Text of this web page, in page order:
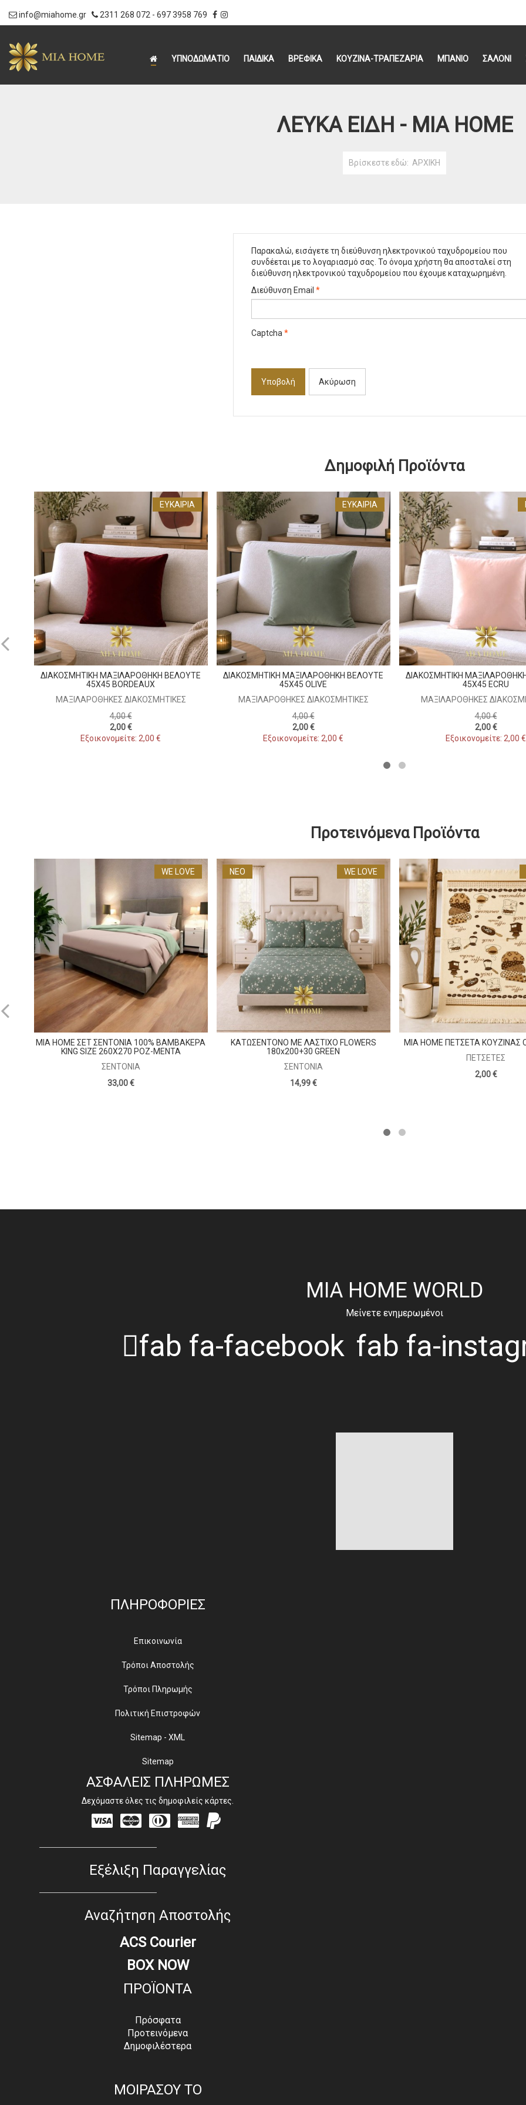
info@miahome.gr 2311 268 072 - 697 3958 769
ΥΠΝΟΔΩΜΑΤΙΟ ΠΑΙΔΙΚΑ ΒΡΕΦΙΚΑ ΚΟΥΖΙΝΑ-ΤΡΑΠΕΖΑΡΙΑ ΜΠΑΝΙΟ ΣΑΛΟΝΙ
ΛΕΥΚΆ ΕΊΔΗ - MIA HΟΜΕ
Βρίσκεστε εδώ: ΑΡΧΙΚΗ
Παρακαλώ, εισάγετε τη διεύθυνση ηλεκτρονικού ταχυδρομείου που
συνδέεται με το λογαριασμό σας. Το όνομα χρήστη θα αποσταλεί στη
διεύθυνση ηλεκτρονικού ταχυδρομείου που έχουμε καταχωρημένη.
Διεύθυνση Email *
Captcha *
Υποβολή Ακύρωση
Δημοφιλή Προϊόντα
ΕΥΚΑΙΡΊΑ
ΔΙΑΚΟΣΜΗΤΙΚΗ ΜΑΞΙΛΑΡΟΘΗΚΗ ΒΕΛΟΥΤΕ
45X45 BORDEAUX
ΜΑΞΙΛΑΡΟΘΉΚΕΣ ΔΙΑΚΟΣΜΗΤΙΚΈΣ
4,00 €
2,00 €
Εξοικονομείτε: 2,00 €
ΕΥΚΑΙΡΊΑ
ΔΙΑΚΟΣΜΗΤΙΚΗ ΜΑΞΙΛΑΡΟΘΗΚΗ ΒΕΛΟΥΤΕ
45X45 OLIVE
ΜΑΞΙΛΑΡΟΘΉΚΕΣ ΔΙΑΚΟΣΜΗΤΙΚΈΣ
4,00 €
2,00 €
Εξοικονομείτε: 2,00 €
ΔΙΑΚΟΣΜΗΤΙΚΗ
45X45 ECRU
ΜΑΞΙΛΑΡΟΘΉΚΕΣ
4,00 €
2,00 €
Εξοικονομείτε: 2,00 €
Προτεινόμενα Προϊόντα
WE LOVE
MIA HOME ΣΕΤ ΣΕΝΤΟΝΙΑ 100% ΒΑΜΒΑΚΕΡΑ
KING SIZE 260X270 ΡΟΖ-ΜΕΝΤΑ
ΣΕΝΤΌΝΙΑ
33,00 €
ΝΕΟ WE LOVE
ΚΑΤΩΣΕΝΤΟΝΟ ΜΕ ΛΑΣΤΙΧΟ FLOWERS
180x200+30 GREEN
ΣΕΝΤΌΝΙΑ
14,99 €
MIA HOME ΠΕΤΣΕΤΑ ΚΟΥΖΙΝΑΣ
ΠΕΤΣΈΤΕΣ
2,00 €
MIA HOME WORLD
Μείνετε ενημερωμένοι
fab fa-facebook fab fa-
ΠΛΗΡΟΦΟΡΙΕΣ
Επικοινωνία
Τρόποι Αποστολής
Τρόποι Πληρωμής
Πολιτική Επιστροφών
Sitemap - XML
Sitemap
ΑΣΦΑΛΕΙΣ ΠΛΗΡΩΜΕΣ
Δεχόμαστε όλες τις δημοφιλείς κάρτες.
Visa
Mastercard
Diners
Club
AmexPayPal
Εξέλιξη Παραγγελίας
Αναζήτηση Αποστολής
ACS Courier
BOX NOW
ΠΡΟΪΟΝΤΑ
Πρόσφατα
Προτεινόμενα
Δημοφιλέστερα
ΜΟΙΡΑΣΟΥ ΤΟ